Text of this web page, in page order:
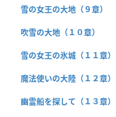
雪の女王の大地（９章）
吹雪の大地（１０章）
雪の女王の氷城（１１章）
魔法使いの大陸（１２章）
幽霊船を探して（１３章）